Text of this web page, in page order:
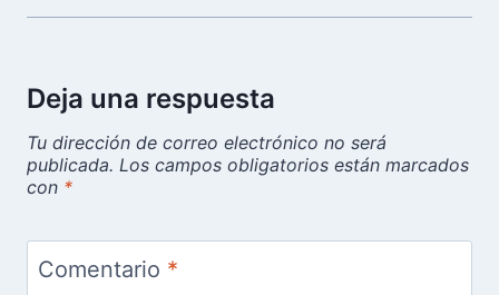
Deja una respuesta
Tu dirección de correo electrónico no será
publicada. Los campos obligatorios están marcados
con *
Comentario *